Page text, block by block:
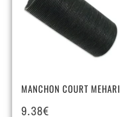
MANCHON COURT MEHARI
9.38€